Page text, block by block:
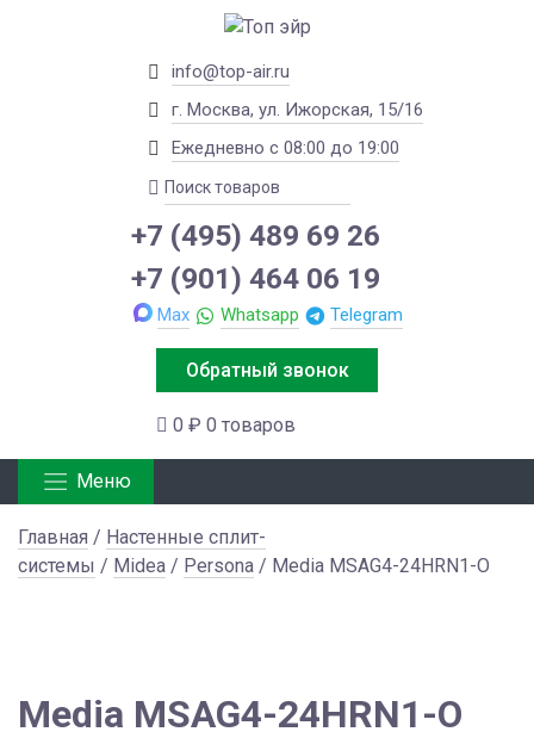
info@top-air.ru
г. Москва, ул. Ижорская, 15/16
Ежедневно с 08:00 до 19:00
+7 (495) 489 69 26
+7 (901) 464 06 19
Max Whatsapp Telegram
Обратный звонок
0 ₽ 0 товаров
Меню
Главная / Настенные сплит-
системы / Midea / Persona / Media MSAG4-24HRN1-O
Media MSAG4-24HRN1-O